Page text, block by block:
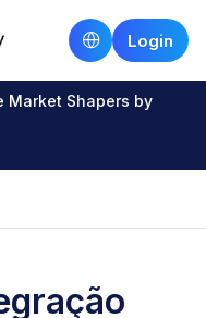
Login
Market Shapers by